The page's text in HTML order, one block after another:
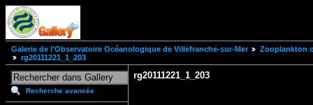
Galerie de l'Observatoire Océanologique de Villefranche-sur-Mer
Zooplankton
rg20111221_1_203
Recherche avancée
rg20111221_1_203